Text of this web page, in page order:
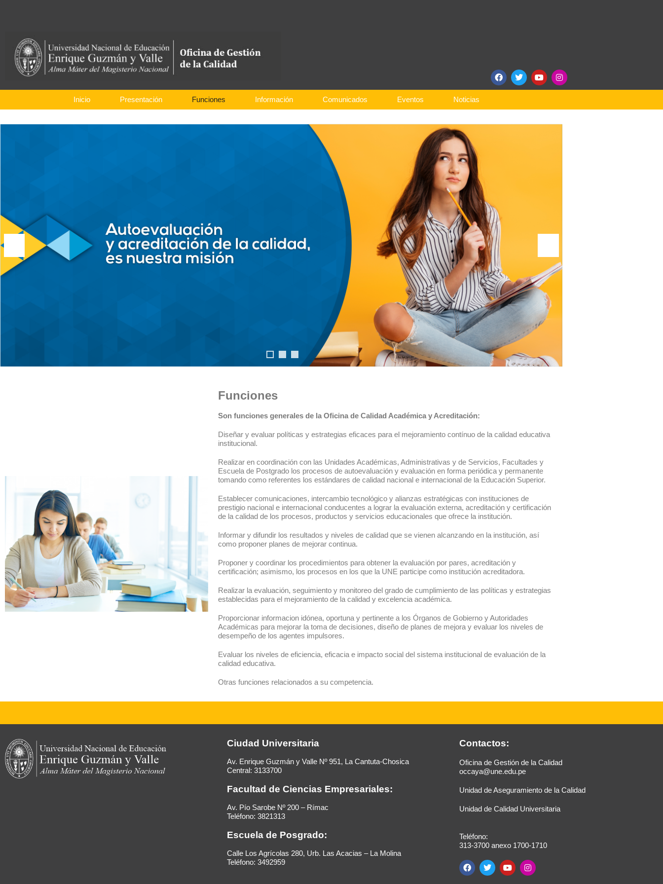
Inicio Presentación Funciones Información Comunicados Eventos Noticias
Funciones
Son funciones generales de la Oficina de Calidad Académica y Acreditación:
Diseñar y evaluar políticas y estrategias eficaces para el mejoramiento contínuo de la calidad educativa
institucional.
Realizar en coordinación con las Unidades Académicas, Administrativas y de Servicios, Facultades y
Escuela de Postgrado los procesos de autoevaluación y evaluación en forma periódica y permanente
tomando como referentes los estándares de calidad nacional e internacional de la Educación Superior.
Establecer comunicaciones, intercambio tecnológico y alianzas estratégicas con instituciones de
prestigio nacional e internacional conducentes a lograr la evaluación externa, acreditación y certificación
de la calidad de los procesos, productos y servicios educacionales que ofrece la institución.
Informar y difundir los resultados y niveles de calidad que se vienen alcanzando en la institución, así
como proponer planes de mejorar continua.
Proponer y coordinar los procedimientos para obtener la evaluación por pares, acreditación y
certificación; asimismo, los procesos en los que la UNE participe como institución acreditadora.
Realizar la evaluación, seguimiento y monitoreo del grado de cumplimiento de las políticas y estrategias
establecidas para el mejoramiento de la calidad y excelencia académica.
Proporcionar informacion idónea, oportuna y pertinente a los Órganos de Gobierno y Autoridades
Académicas para mejorar la toma de decisiones, diseño de planes de mejora y evaluar los niveles de
desempeño de los agentes impulsores.
Evaluar los niveles de eficiencia, eficacia e impacto social del sistema institucional de evaluación de la
calidad educativa.
Otras funciones relacionados a su competencia.
Ciudad Universitaria
Av. Enrique Guzmán y Valle Nº 951, La Cantuta-Chosica
Central: 3133700
Facultad de Ciencias Empresariales:
Av. Pío Sarobe Nº 200 – Rímac
Teléfono: 3821313
Escuela de Posgrado:
Calle Los Agrícolas 280, Urb. Las Acacias – La Molina
Teléfono: 3492959
Contactos:
Oficina de Gestión de la Calidad
occaya@une.edu.pe
Unidad de Aseguramiento de la Calidad
Unidad de Calidad Universitaria
Teléfono:
313-3700 anexo 1700-1710